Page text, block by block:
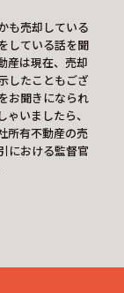
も売却している
している話を聞
産は現在、売却
したこともござ
お聞きになられ
いましたら、
所有不動産の売
における監督官